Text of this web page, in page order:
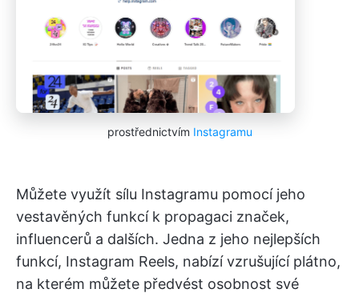
prostřednictvím Instagramu
Můžete využít sílu Instagramu pomocí jeho
vestavěných funkcí k propagaci značek,
influencerů a dalších. Jedna z jeho nejlepších
funkcí, Instagram Reels, nabízí vzrušující plátno,
na kterém můžete předvést osobnost své